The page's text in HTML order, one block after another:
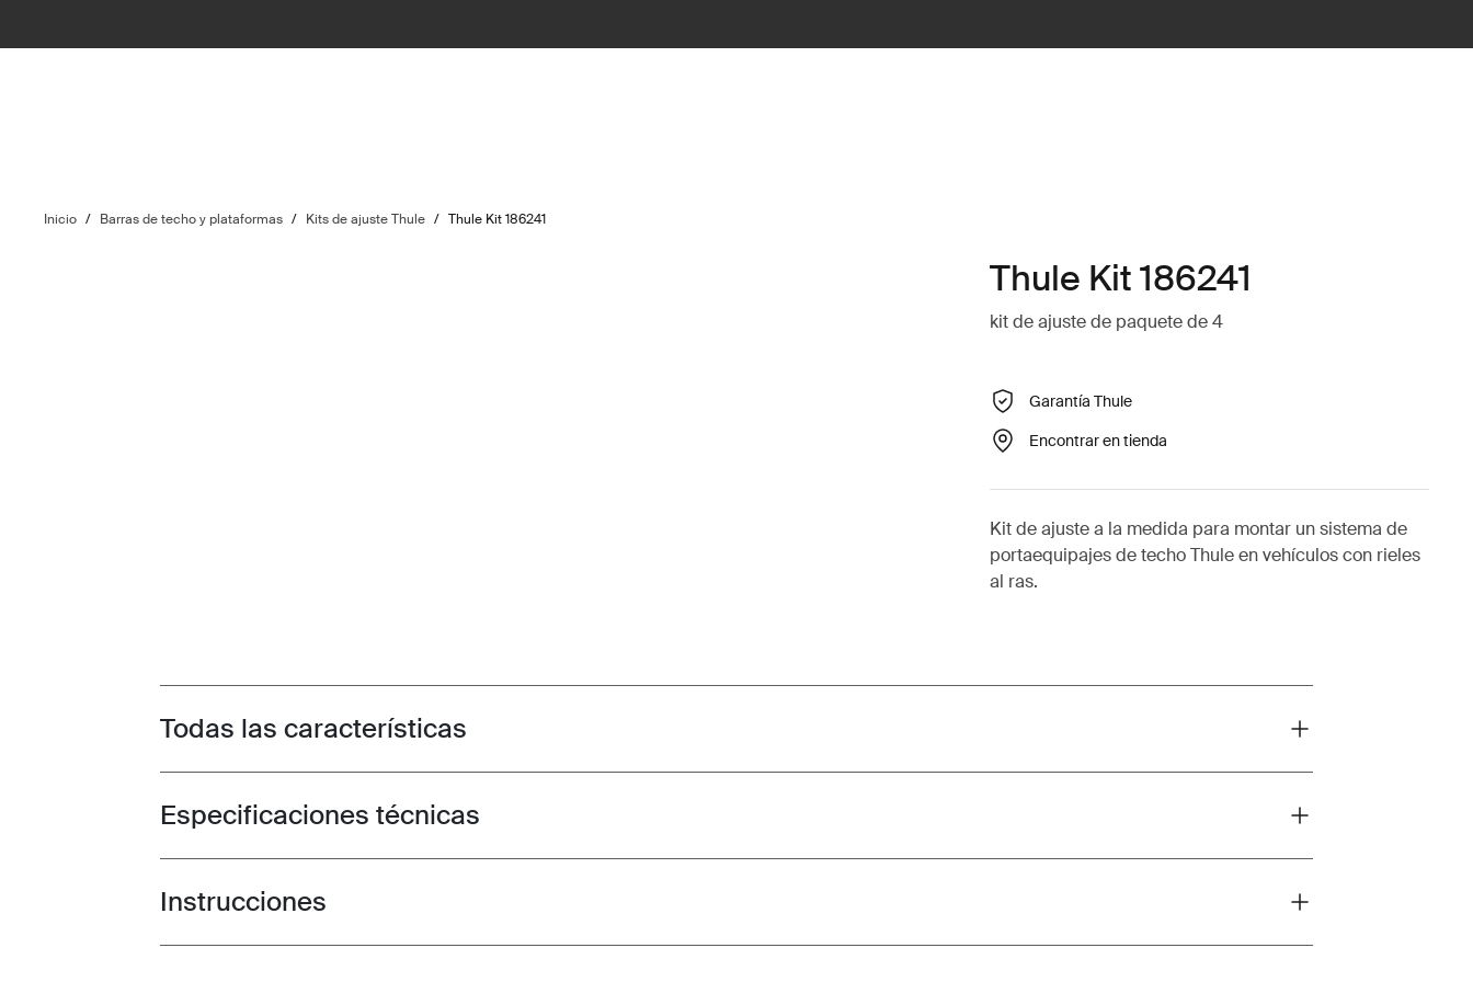
Inicio / Barras de techo y plataformas / Kits de ajuste Thule / Thule Kit 186241
Thule Kit 186241
kit de ajuste de paquete de 4
Garantía Thule
Encontrar en tienda
Kit de ajuste a la medida para montar un sistema de
portaequipajes de techo Thule en vehículos con rieles
al ras.
Toggle features
Todas las características
Toggle techspec
Especificaciones técnicas
Toggle guides and instructions
Instrucciones